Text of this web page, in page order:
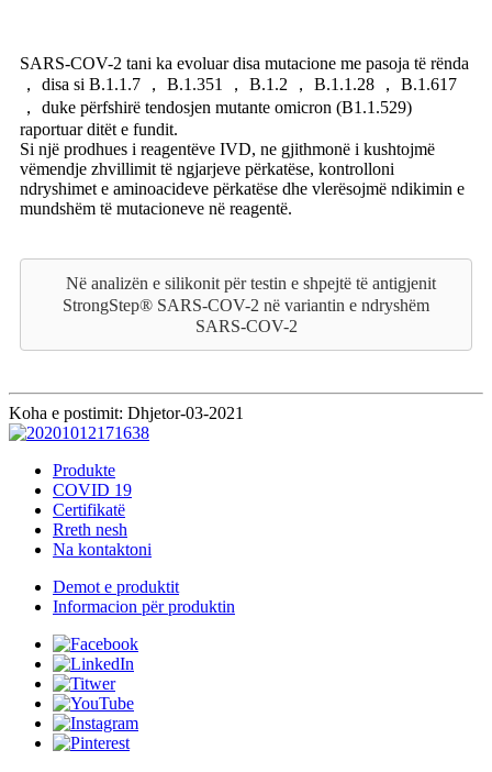
SARS-COV-2 tani ka evoluar disa mutacione me pasoja të rënda
， disa si B.1.1.7 ， B.1.351 ， B.1.2 ， B.1.1.28 ， B.1.617
， duke përfshirë tendosjen mutante omicron (B1.1.529)
raportuar ditët e fundit.
Si një prodhues i reagentëve IVD, ne gjithmonë i kushtojmë
vëmendje zhvillimit të ngjarjeve përkatëse, kontrolloni
ndryshimet e aminoacideve përkatëse dhe vlerësojmë ndikimin e
mundshëm të mutacioneve në reagentë.
Në analizën e silikonit për testin e shpejtë të antigjenit
StrongStep® SARS-COV-2 në variantin e ndryshëm
SARS-COV-2
Koha e postimit: Dhjetor-03-2021
Produkte
COVID 19
Certifikatë
Rreth nesh
Na kontaktoni
Demot e produktit
Informacion për produktin